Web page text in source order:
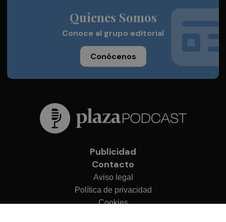
Quienes Somos
Conoce al grupo editorial
Conócenos
Publicidad
Contacto
Aviso legal
Política de privacidad
Cookies